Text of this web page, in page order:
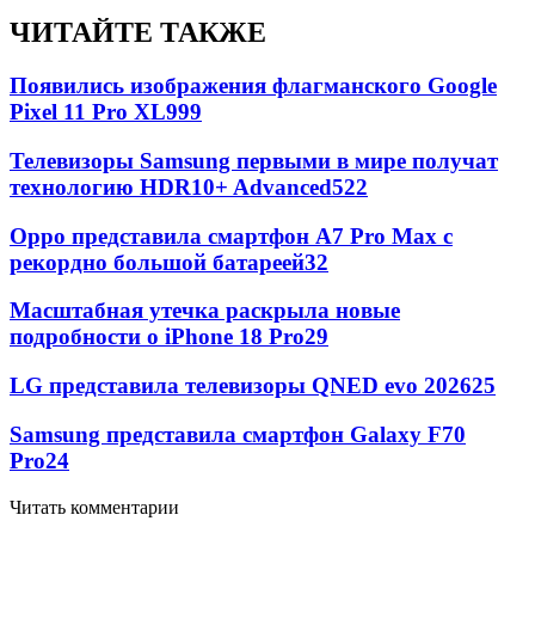
ЧИТАЙТЕ ТАКЖЕ
Появились изображения флагманского Google
Pixel 11 Pro XL999
Телевизоры Samsung первыми в мире получат
технологию HDR10+ Advanced522
Oppo представила смартфон A7 Pro Max с
рекордно большой батареей32
Масштабная утечка раскрыла новые
подробности о iPhone 18 Pro29
LG представила телевизоры QNED evo 202625
Samsung представила смартфон Galaxy F70
Pro24
Читать комментарии